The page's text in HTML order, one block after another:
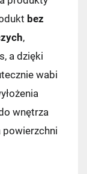
bez
,
a dzięki
wabi
wnętrza
powierzchni
7,49 zł